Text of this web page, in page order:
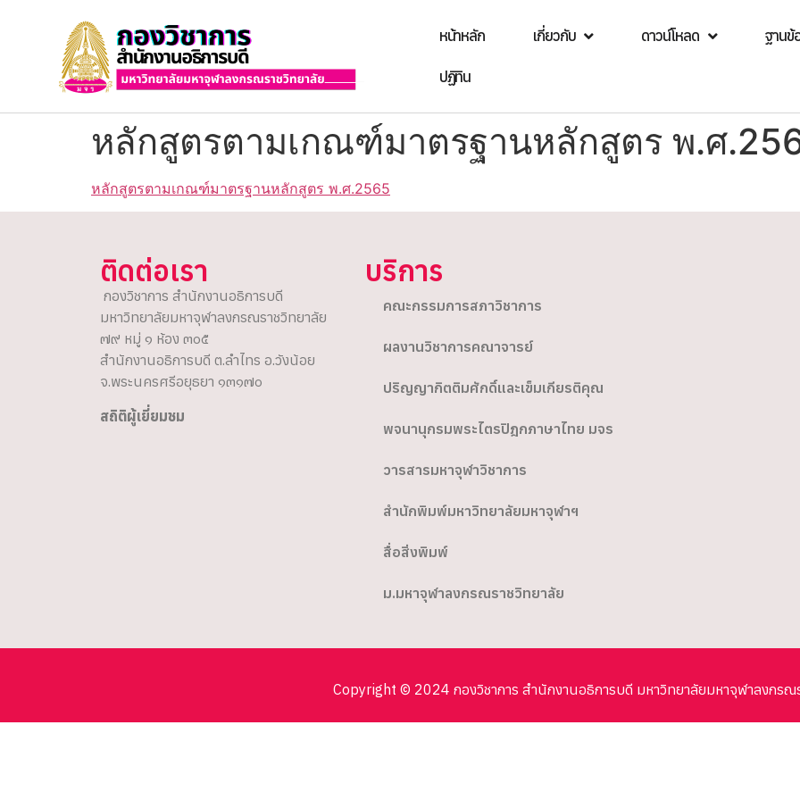
หน้าหลัก เกี่ยวกับ ดาวน์โหลด ฐานข้
ปฏิทิน
หลักสูตรตามเกณฑ์มาตรฐานหลักสูตร พ.ศ
หลักสูตรตามเกณฑ์มาตรฐานหลักสูตร พ.ศ.2565
ติดต่อเรา
กองวิชาการ สำนักงานอธิการบดี
มหาวิทยาลัยมหาจุฬาลงกรณราชวิทยาลัย
๗๙ หมู่ ๑ ห้อง ๓๐๕
สำนักงานอธิการบดี ต.ลำไทร อ.วังน้อย
จ.พระนครศรีอยุธยา ๑๓๑๗๐
สถิติผู้เยี่ยมชม
บริการ
คณะกรรมการสภาวิชาการ
ผลงานวิชาการคณาจารย์
ปริญญากิตติมศักดิ์และเข็มเกียรติคุณ
พจนานุกรมพระไตรปิฎกภาษาไทย มจร
วารสารมหาจุฬาวิชาการ
สำนักพิมพ์มหาวิทยาลัยมหาจุฬาฯ
สื่อสิ่งพิมพ์
ม.มหาจุฬาลงกรณราชวิทยาลัย
Copyright © 2024 กองวิชาการ สำนักงานอธิการบดี มหาวิทยาลัยมหาจุฬาลงกรณ